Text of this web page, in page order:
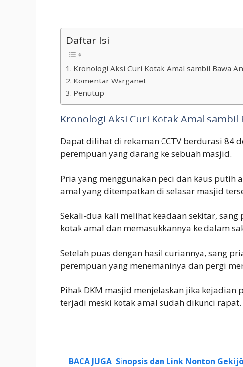
Daftar Isi
Kronologi Aksi Curi Kotak Amal sambil Bawa
Komentar Warganet
Penutup
Kronologi Aksi Curi Kotak Amal sambil
Dapat dilihat di rekaman CCTV berdurasi 84
perempuan yang darang ke sebuah masjid.
Pria yang menggunakan peci dan kaus
amal yang ditempatkan di selasar masjid
Sekali-dua kali melihat keadaan sekitar,
kotak amal dan memasukkannya ke dalam
Setelah puas dengan hasil curiannya, sang
perempuan yang menemaninya dan pergi
Pihak DKM masjid menjelaskan jika
terjadi meski kotak amal sudah dikunci rapat.
BACA JUGA Sinopsis dan Link Nonton